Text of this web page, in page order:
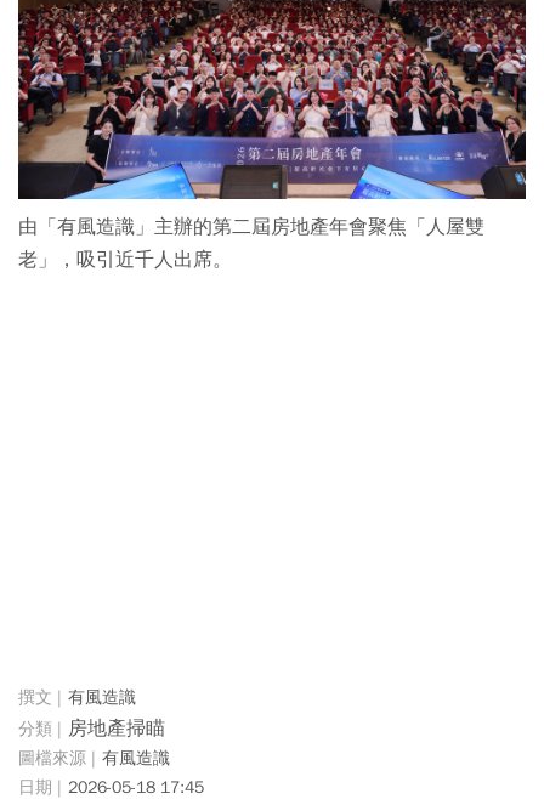
由「有風造識」主辦的第二屆房地產年會聚焦「人屋雙
老」，吸引近千人出席。
有風造識
房地產掃瞄
有風造識
2026-05-18 17:45